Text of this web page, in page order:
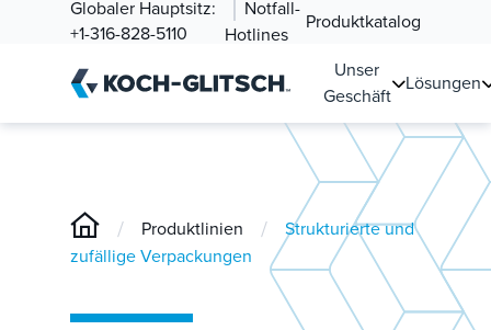
Globaler Hauptsitz:
+1-316-828-5110
Notfall-
Hotlines
Produktkatalog
Unser
Geschäft
Lösungen
/ Produktlinien /
Strukturierte und
zufällige Verpackungen